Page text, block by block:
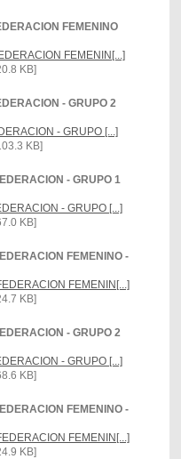
FEMENINO
FEMENIN[...]
KB]
- GRUPO 2
- GRUPO [...]
KB]
- GRUPO 1
- GRUPO [...]
KB]
FEMENINO -
FEMENIN[...]
KB]
- GRUPO 2
- GRUPO [...]
KB]
FEMENINO -
FEMENIN[...]
KB]